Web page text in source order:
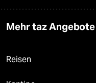
Mehr taz Angebote
Reisen